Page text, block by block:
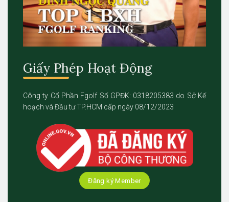
Giấy Phép Hoạt Động
Công ty Cổ Phần Fgolf Số GPĐK: 0318205383 do Sở Kế
hoạch và Đầu tư TP.HCM cấp ngày 08/12/2023
Đăng ký Member